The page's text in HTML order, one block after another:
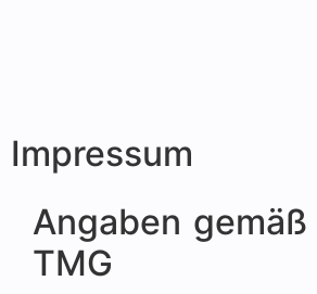
Impressum
Angaben gemäß
TMG